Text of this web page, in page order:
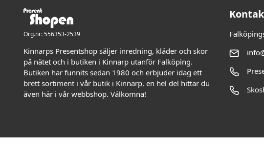
Org.nr: 556353-2539
Kinnarps Presentshop säljer inredning, kläder och skor
på nätet och i butiken i Kinnarp utanför Falköping.
Butiken har funnits sedan 1980 och erbjuder idag ett
brett sortiment i vår butik i Kinnarp, en hel del hittar du
även här i vår webbshop. Välkomna!